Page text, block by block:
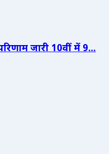
जारी 10वीं में 9...